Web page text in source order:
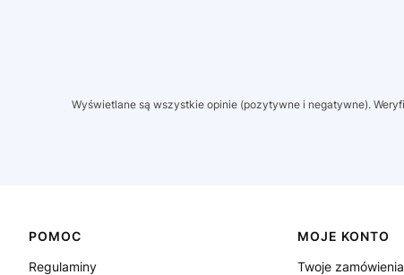
Wyświetlane są wszystkie opinie (pozytywne i negatywne).
Linki w stopce
POMOC
Regulaminy
MOJE KONTO
Twoje zamówienia